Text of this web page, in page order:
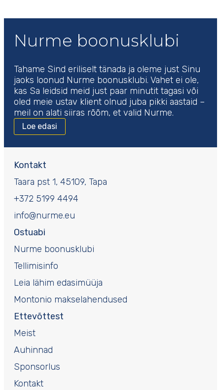
Nurme boonusklubi
Tahame Sind eriliselt tänada ja oleme just Sinu
jaoks loonud Nurme boonusklubi. Vahet ei ole,
kas Sa leidsid meid just paar minutit tagasi või
oled meie ustav klient olnud juba pikki aastaid –
meil on alati siiras rõõm, et valid Nurme.
Loe edasi
Ettevõttest
Meist
Auhinnad
Sponsorlus
Kontakt
Ostuabi
Nurme boonusklubi
Tellimisinfo
Leia lähim edasimüüja
Montonio makselahendused
Kontakt
Taara pst 1, 45109, Tapa
+372 5199 4494
info@nurme.eu